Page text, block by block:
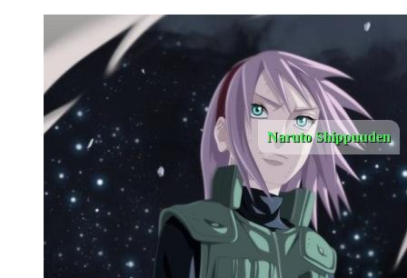
Naruto Shippuuden